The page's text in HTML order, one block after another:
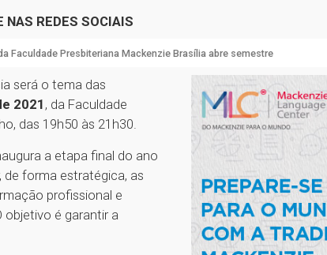
NAS REDES SOCIAIS
Faculdade Presbiteriana Mackenzie Brasília abre semestre
será o tema das
2021 , da Faculdade
das 19h50 às 21h30.
a etapa final do ano
forma estratégica, as
profissional e
objetivo é garantir a